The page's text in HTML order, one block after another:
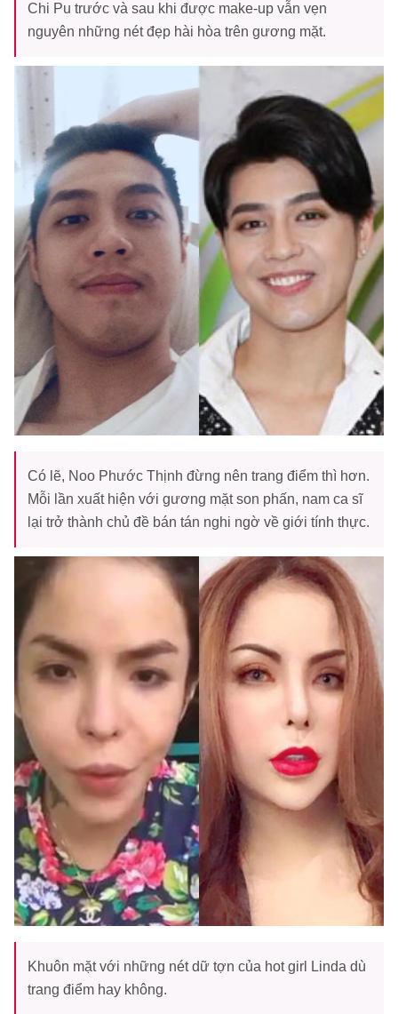
Chi Pu trước và sau khi được make-up vẫn vẹn
nguyên những nét đẹp hài hòa trên gương mặt.
Có lẽ, Noo Phước Thịnh đừng nên trang điểm thì hơn.
Mỗi lần xuất hiện với gương mặt son phấn, nam ca sĩ
lại trở thành chủ đề bán tán nghi ngờ về giới tính thực.
Khuôn mặt với những nét dữ tợn của hot girl Linda dù
trang điểm hay không.